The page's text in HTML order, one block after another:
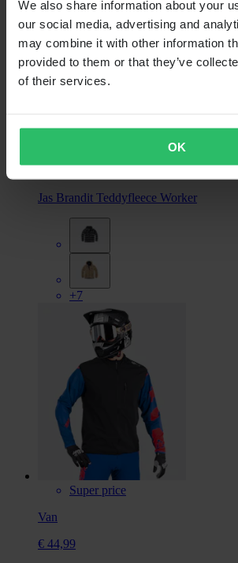
We also share information about your
our social media, advertising and
may combine it with other information
provided to them or that they’ve
of their services.
OK
Jas Brandit Teddyfleece Worker
+7
Super price
Van
€ 44,99